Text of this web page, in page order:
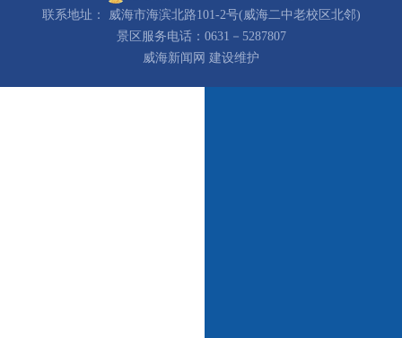
联系地址： 威海市海滨北路101-2号(威海二中老校区北邻)
景区服务电话：0631－5287807
威海新闻网 建设维护